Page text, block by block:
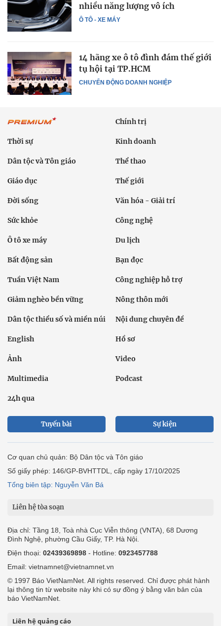
Ô TÔ - XE MÁY
nhiều năng lượng vô ích
CHUYỂN ĐỘNG DOANH NGHIỆP
14 hãng xe ô tô đình đám thế giới
tụ hội tại TP.HCM
Chính trị
Thời sự Kinh doanh
Dân tộc và Tôn giáo Thể thao
Giáo dục Thế giới
Đời sống Văn hóa - Giải trí
Sức khỏe Công nghệ
Ô tô xe máy Du lịch
Bất động sản Bạn đọc
Tuần Việt Nam Công nghiệp hỗ trợ
Giảm nghèo bền vững Nông thôn mới
Dân tộc thiểu số và miền núi Nội dung chuyên đề
English Hồ sơ
Ảnh Video
Multimedia Podcast
24h qua
Tuyến bài Sự kiện
Cơ quan chủ quản: Bộ Dân tộc và Tôn giáo
Số giấy phép: 146/GP-BVHTTDL, cấp ngày 17/10/2025
Tổng biên tập: Nguyễn Văn Bá
Liên hệ tòa soạn
Địa chỉ: Tầng 18, Toà nhà Cục Viễn thông (VNTA), 68 Dương
Đình Nghệ, phường Cầu Giấy, TP. Hà Nội.
Điện thoại: 02439369898 - Hotline: 0923457788
Email: vietnamnet@vietnamnet.vn
© 1997 Báo VietNamNet. All rights reserved. Chỉ được phát hành
lại thông tin từ website này khi có sự đồng ý bằng văn bản của
báo VietNamNet.
Liên hệ quảng cáo